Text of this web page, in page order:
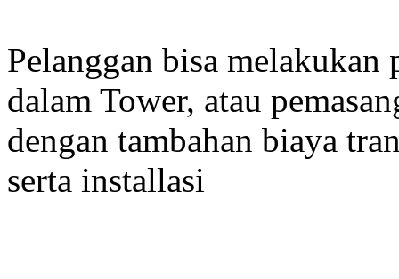
Pelanggan bisa melakukan
dalam Tower, atau
dengan tambahan biaya
serta installasi